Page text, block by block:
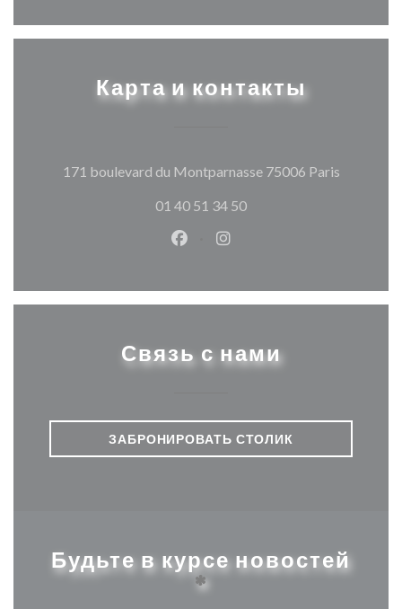
Карта и контакты
171 boulevard du Montparnasse 75006 Paris
01 40 51 34 50
Facebook ((открывается в
Instagram
Связь с нами
ЗАБРОНИРОВАТЬ СТОЛИК
Будьте в курсе новостей
*